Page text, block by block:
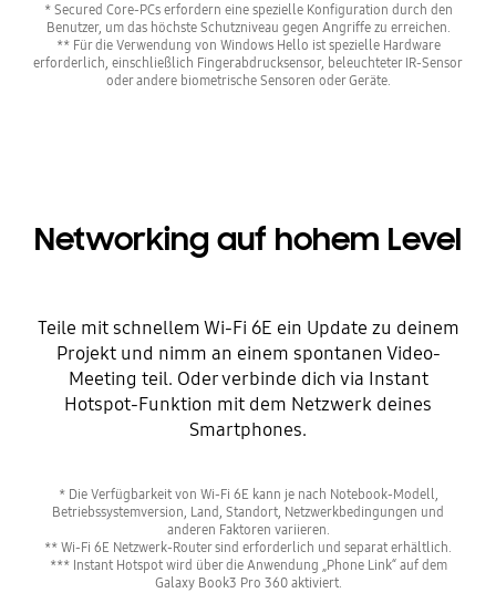
* Secured Core-PCs erfordern eine spezielle Konfiguration durch den
Benutzer, um das höchste Schutzniveau gegen Angriffe zu erreichen.
** Für die Verwendung von Windows Hello ist spezielle Hardware
erforderlich, einschließlich Fingerabdrucksensor, beleuchteter IR-Sensor
oder andere biometrische Sensoren oder Geräte.
Networking auf hohem Level
Teile mit schnellem Wi-Fi 6E ein Update zu deinem
Projekt und nimm an einem spontanen Video-
Meeting teil. Oder verbinde dich via Instant
Hotspot-Funktion mit dem Netzwerk deines
Smartphones.
* Die Verfügbarkeit von Wi-Fi 6E kann je nach Notebook-Modell,
Betriebssystemversion, Land, Standort, Netzwerkbedingungen und
anderen Faktoren variieren.
** Wi-Fi 6E Netzwerk-Router sind erforderlich und separat erhältlich.
*** Instant Hotspot wird über die Anwendung „Phone Link“ auf dem
Galaxy Book3 Pro 360 aktiviert.